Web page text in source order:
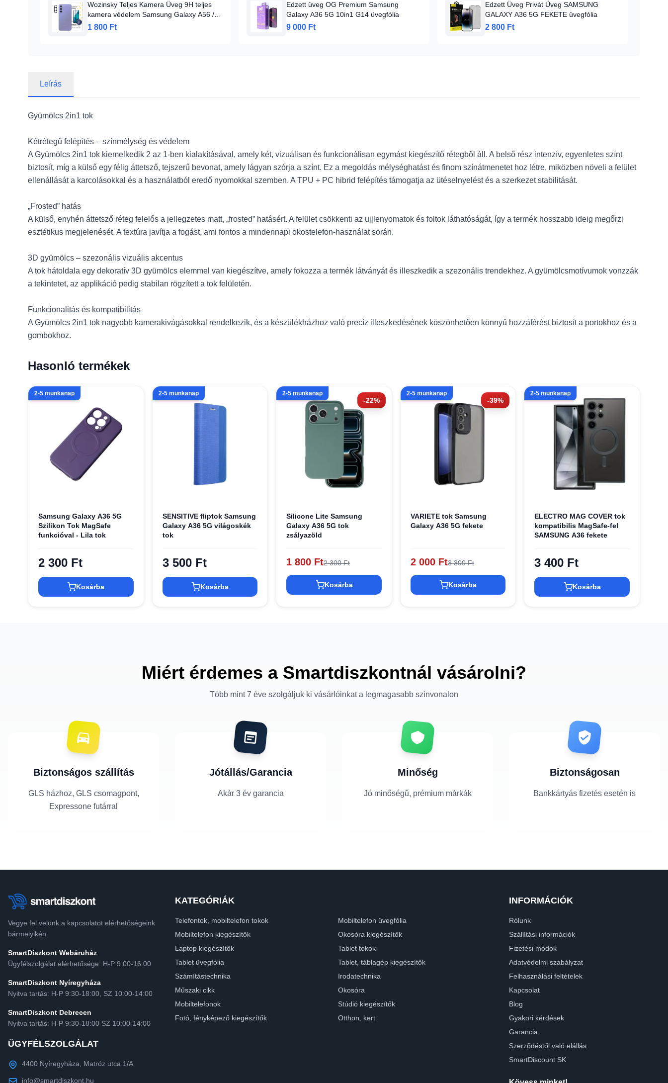
Wozinsky Teljes Kamera Üveg 9H teljes
kamera védelem Samsung Galaxy A56 /
A36 üvegfólia
1 800 Ft
Edzett üveg OG Premium Samsung
Galaxy A36 5G 10in1 G14 üvegfólia
9 000 Ft
Edzett Üveg Privát Üveg SAMSUNG
GALAXY A36 5G FEKETE üvegfólia
2 800 Ft
Leírás
Gyümölcs 2in1 tok
Kétrétegű felépítés – színmélység és védelem
A Gyümölcs 2in1 tok kiemelkedik 2 az 1-ben kialakításával, amely két, vizuálisan és funkcionálisan egymást kiegészítő rétegből áll. A belső rész intenzív, egyenletes színt
biztosít, míg a külső egy félig áttetsző, tejszerű bevonat, amely lágyan szórja a színt. Ez a megoldás mélységhatást és finom színátmenetet hoz létre, miközben növeli a felület
ellenállását a karcolásokkal és a használatból eredő nyomokkal szemben. A TPU + PC hibrid felépítés támogatja az ütéselnyelést és a szerkezet stabilitását.
„Frosted” hatás
A külső, enyhén áttetsző réteg felelős a jellegzetes matt, „frosted” hatásért. A felület csökkenti az ujjlenyomatok és foltok láthatóságát, így a termék hosszabb ideig megőrzi
esztétikus megjelenését. A textúra javítja a fogást, ami fontos a mindennapi okostelefon-használat során.
3D gyümölcs – szezonális vizuális akcentus
A tok hátoldala egy dekoratív 3D gyümölcs elemmel van kiegészítve, amely fokozza a termék látványát és illeszkedik a szezonális trendekhez. A gyümölcsmotívumok vonzzák
a tekintetet, az applikáció pedig stabilan rögzített a tok felületén.
Funkcionalitás és kompatibilitás
A Gyümölcs 2in1 tok nagyobb kamerakivágásokkal rendelkezik, és a készülékházhoz való precíz illeszkedésének köszönhetően könnyű hozzáférést biztosít a portokhoz és a
gombokhoz.
Hasonló termékek
2-5 munkanap
Samsung Galaxy A36 5G
Szilikon Tok MagSafe
funkcióval - Lila tok
2 300 Ft
Kosárba
2-5 munkanap
SENSITIVE fliptok Samsung
Galaxy A36 5G világoskék
tok
3 500 Ft
Kosárba
-22%
2-5 munkanap
Silicone Lite Samsung
Galaxy A36 5G tok
zsályazöld
1 800 Ft2 300 Ft
Kosárba
-39%
2-5 munkanap
VARIETE tok Samsung
Galaxy A36 5G fekete
2 000 Ft3 300 Ft
Kosárba
2-5 munkanap
ELECTRO MAG COVER tok
kompatibilis MagSafe-fel
SAMSUNG A36 fekete
3 400 Ft
Kosárba
Miért érdemes a Smartdiszkontnál vásárolni?
Több mint 7 éve szolgáljuk ki vásárlóinkat a legmagasabb színvonalon
Biztonságos szállítás
GLS házhoz, GLS csomagpont,
Expressone futárral
Jótállás/Garancia
Akár 3 év garancia
Minőség
Jó minőségű, prémium márkák
Biztonságosan
Bankkártyás fizetés esetén is
Vegye fel velünk a kapcsolatot elérhetőségeink
bármelyikén.
SmartDiszkont Webáruház
Ügyfélszolgálat elérhetősége: H-P 9:00-16:00
SmartDiszkont Nyíregyháza
Nyitva tartás: H-P 9:30-18:00, SZ 10:00-14:00
SmartDiszkont Debrecen
Nyitva tartás: H-P 9:30-18:00 SZ 10:00-14:00
ÜGYFÉLSZOLGÁLAT
4400 Nyíregyháza, Matróz utca 1/A
info@smartdiszkont.hu
KATEGÓRIÁK
Telefontok, mobiltelefon tokok
Mobiltelefon üvegfólia
Mobiltelefon kiegészítők
Okosóra kiegészítők
Laptop kiegészítők
Tablet tokok
Tablet üvegfólia
Tablet, táblagép kiegészítők
Számítástechnika
Irodatechnika
Műszaki cikk
Okosóra
Mobiltelefonok
Stúdió kiegészítők
Fotó, fényképező kiegészítők
Otthon, kert
INFORMÁCIÓK
Rólunk
Szállítási információk
Fizetési módok
Adatvédelmi szabályzat
Felhasználási feltételek
Kapcsolat
Blog
Gyakori kérdések
Garancia
Szerződéstől való elállás
SmartDiscount SK